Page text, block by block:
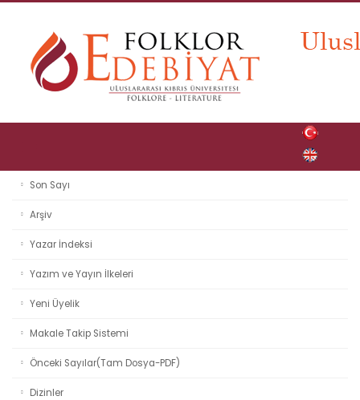
Son Sayı
Arşiv
Yazar İndeksi
Yazım ve Yayın İlkeleri
Yeni Üyelik
Makale Takip Sistemi
Önceki Sayılar(Tam Dosya-PDF)
Dizinler